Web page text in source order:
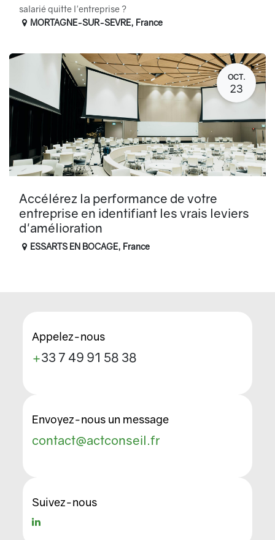
salarié quitte l'entreprise ?
MORTAGNE-SUR-SEVRE, France
OCT.
23
Accélérez la performance de votre
entreprise en identifiant les vrais leviers
d'amélioration
ESSARTS EN BOCAGE, France
Appelez-nous
+33 7 49 91 58 38
Envoyez-nous un message
contact@actconseil.fr
Suivez-nous